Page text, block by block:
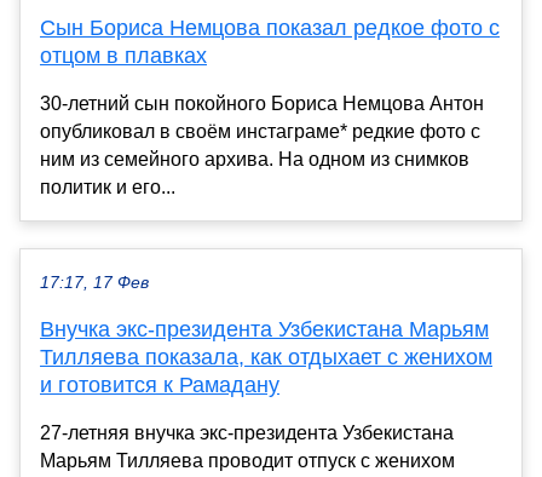
Сын Бориса Немцова показал редкое фото с
отцом в плавках
30-летний сын покойного Бориса Немцова Антон
опубликовал в своём инстаграме* редкие фото с
ним из семейного архива. На одном из снимков
политик и его...
17:17, 17 Фев
Внучка экс-президента Узбекистана Марьям
Тилляева показала, как отдыхает с женихом
и готовится к Рамадану
27-летняя внучка экс-президента Узбекистана
Марьям Тилляева проводит отпуск с женихом